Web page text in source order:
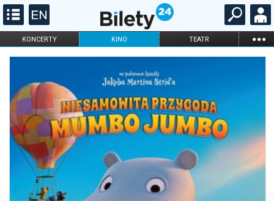
KONCERTY KINO TEATR ...
FILHARMONIA OPERA I BALET
ONLINE